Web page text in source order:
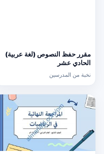
مقرر حفظ النصوص (لغة عربية)
الحادي عشر
نخبة من المدرسين